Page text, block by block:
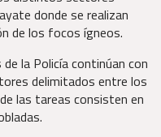
donde se realizan
de los focos ígneos.
la Policía continúan con
delimitados entre los
las tareas consisten en